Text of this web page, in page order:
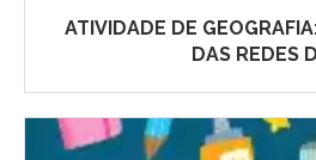
ATIVIDADE DE
DAS REDES